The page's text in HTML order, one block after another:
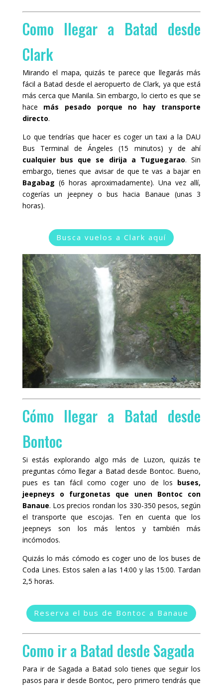
Como llegar a Batad desde
Clark
Mirando el mapa, quizás te parece que llegarás más
fácil a Batad desde el aeropuerto de Clark, ya que está
más cerca que Manila. Sin embargo, lo cierto es que se
hace más pesado porque no hay transporte
directo.
Lo que tendrías que hacer es coger un taxi a la DAU
Bus Terminal de Ángeles (15 minutos) y de ahí
cualquier bus que se dirija a Tuguegarao. Sin
embargo, tienes que avisar de que te vas a bajar en
Bagabag (6 horas aproximadamente). Una vez allí,
cogerías un jeepney o bus hacia Banaue (unas 3
horas).
Busca vuelos a Clark aquí
Cómo llegar a Batad desde
Bontoc
Si estás explorando algo más de Luzon, quizás te
preguntas cómo llegar a Batad desde Bontoc. Bueno,
pues es tan fácil como coger uno de los buses,
jeepneys o furgonetas que unen Bontoc con
Banaue. Los precios rondan los 330-350 pesos, según
el transporte que escojas. Ten en cuenta que los
jeepneys son los más lentos y también más
incómodos.
Quizás lo más cómodo es coger uno de los buses de
Coda Lines. Estos salen a las 14:00 y las 15:00. Tardan
2,5 horas.
Reserva el bus de Bontoc a Banaue
Como ir a Batad desde Sagada
Para ir de Sagada a Batad solo tienes que seguir los
pasos para ir desde Bontoc, pero primero tendrás que